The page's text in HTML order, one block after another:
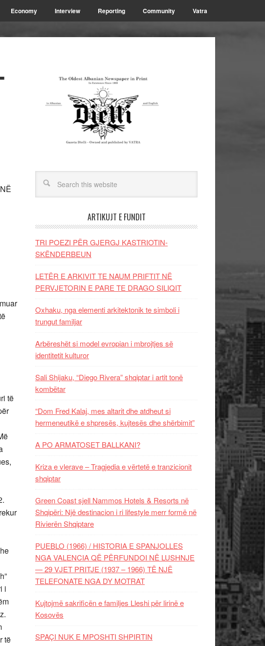
Economy Interview Reporting Community Vatra
të
i
të
ARTIKUJT E FUNDIT
TRI POEZI PËR GJERGJ KASTRIOTIN-
SKËNDERBEUN
LETËR E ARKIVIT TE NAUM PRIFTIT NË
PERVJETORIN E PARE TE DRAGO SILIQIT
Oxhaku, nga elementi arkitektonik te simboli i
trungut familjar
Arbëreshët si model evropian i mbrojtjes së
identitetit kulturor
Sali Shijaku, “Diego Rivera” shqiptar i artit tonë
kombëtar
“Dom Fred Kalaj, mes altarit dhe atdheut si
hermeneutikë e shpresës, kujtesës dhe shërbimit”
A PO ARMATOSET BALLKANI?
Kriza e vlerave – Tragjedia e vërtetë e tranzicionit
shqiptar
Green Coast sjell Nammos Hotels & Resorts në
Shqipëri: Një destinacion i ri lifestyle merr formë në
Rivierën Shqiptare
PUEBLO (1966) / HISTORIA E SPANJOLLES
NGA VALENCIA QË PËRFUNDOI NË LUSHNJE
— 29 VJET PRITJE (1937 – 1966) TË NJË
TELEFONATE NGA DY MOTRAT
Kujtojmë sakrificën e familjes Lleshi për lirinë e
Kosovës
SPAÇI NUK E MPOSHTI SHPIRTIN